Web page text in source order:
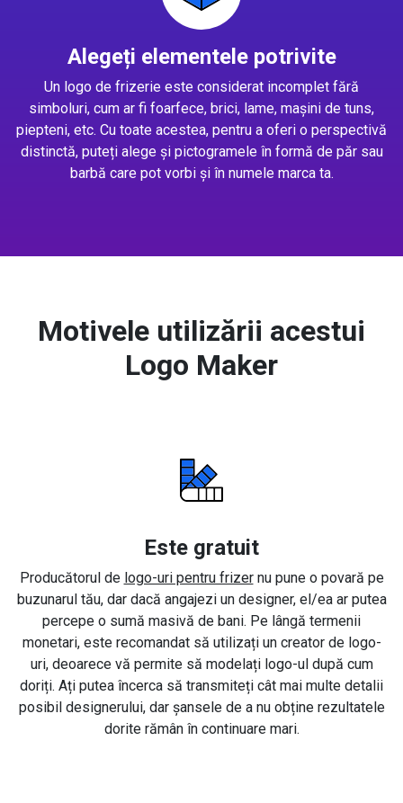
Alegeți elementele potrivite
Un logo de frizerie este considerat incomplet fără
simboluri, cum ar fi foarfece, brici, lame, mașini de tuns,
piepteni, etc. Cu toate acestea, pentru a oferi o perspectivă
distinctă, puteți alege și pictogramele în formă de păr sau
barbă care pot vorbi și în numele marca ta.
Motivele utilizării acestui
Logo Maker
Este gratuit
Producătorul de logo-uri pentru frizernu pune o povară pe
buzunarul tău, dar dacă angajezi un designer, el/ea ar putea
percepe o sumă masivă de bani. Pe lângă termenii
monetari, este recomandat să utilizați un creator de logo-
uri, deoarece vă permite să modelați logo-ul după cum
doriți. Ați putea încerca să transmiteți cât mai multe detalii
posibil designerului, dar șansele de a nu obține rezultatele
dorite rămân în continuare mari.